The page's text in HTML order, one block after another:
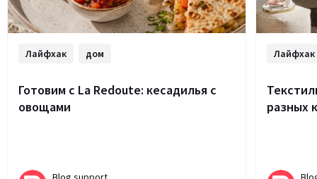
Лайфхак дом
Готовим с La Redoute: кесадилья с
овощами
Лайфхак
разных